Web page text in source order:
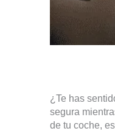
¿Te has
segura
de tu coche,